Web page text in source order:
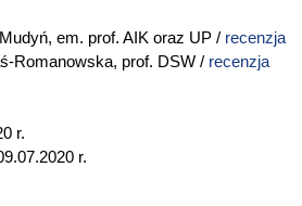
em. prof. AIK oraz UP / recenzja
prof. DSW / recenzja
r.
r.